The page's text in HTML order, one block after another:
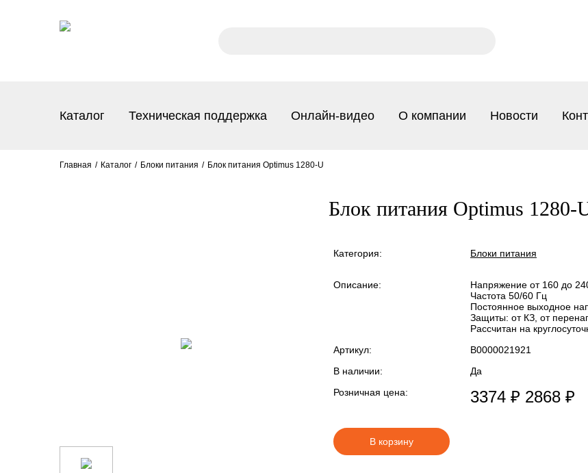
Каталог Техническая поддержка Онлайн-видео О компании Новости
Главная Каталог Блоки питания Блок питания Optimus 1280-U
Блок питания Optimus 1280-
Категория: Блоки питания
Описание:
Напряжение от 160 до
Частота 50/60 Гц
Постоянное выходное
Защиты: от КЗ, от
Рассчитан на
Артикул:
В0000021921
В наличии:
Да
Розничная цена:
3374 ₽ 2868 ₽
В корзину